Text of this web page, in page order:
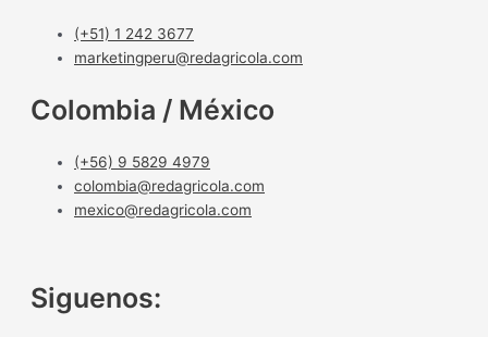
(+51) 1 242 3677
marketingperu@redagricola.com
Colombia / México
(+56) 9 5829 4979
colombia@redagricola.com
mexico@redagricola.com
Siguenos: